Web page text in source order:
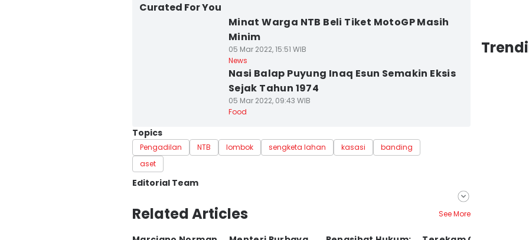
Curated For You
Minat Warga NTB Beli Tiket MotoGP Masih
Minim
05 Mar 2022, 15:51 WIB
News
Nasi Balap Puyung Inaq Esun Semakin Eksis
Sejak Tahun 1974
05 Mar 2022, 09:43 WIB
Food
Topics
Pengadilan NTB lombok sengketa lahan kasasi
banding
aset
Editorial Team
Editor
Linggauni -
Related Articles See More